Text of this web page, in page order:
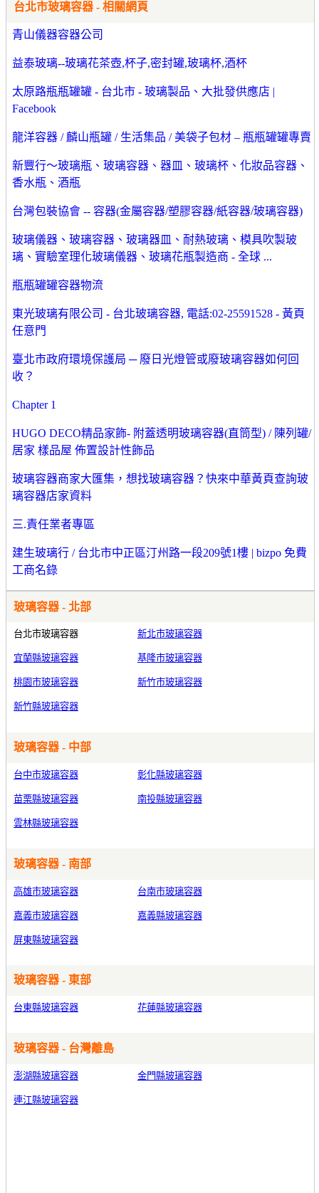
台北市玻璃容器 - 相關網頁
青山儀器容器公司
益泰玻璃--玻璃花茶壺,杯子,密封罐,玻璃杯,酒杯
太原路瓶瓶罐罐 - 台北市 - 玻璃製品、大批發供應店 |
Facebook
龍洋容器 / 麟山瓶罐 / 生活集品 / 美袋子包材 – 瓶瓶罐罐專賣
新豐行～玻璃瓶、玻璃容器、器皿、玻璃杯、化妝品容器、
香水瓶、酒瓶
台灣包裝協會 -- 容器(金屬容器/塑膠容器/紙容器/玻璃容器)
玻璃儀器、玻璃容器、玻璃器皿、耐熱玻璃、模具吹製玻
璃、實驗室理化玻璃儀器、玻璃花瓶製造商 - 全球 ...
瓶瓶罐罐容器物流
東光玻璃有限公司 - 台北玻璃容器, 電話:02-25591528 - 黃頁
任意門
臺北市政府環境保護局 ─ 廢日光燈管或廢玻璃容器如何回
收？
Chapter 1
HUGO DECO精品家飾- 附蓋透明玻璃容器(直筒型) / 陳列罐/
居家 樣品屋 佈置設計性飾品
玻璃容器商家大匯集，想找玻璃容器？快來中華黃頁查詢玻
璃容器店家資料
三.責任業者專區
建生玻璃行 / 台北市中正區汀州路一段209號1樓 | bizpo 免費
工商名錄
玻璃容器 - 北部
台北市玻璃容器 新北市玻璃容器
宜蘭縣玻璃容器 基隆市玻璃容器
桃園市玻璃容器 新竹市玻璃容器
新竹縣玻璃容器
玻璃容器 - 中部
台中市玻璃容器 彰化縣玻璃容器
苗栗縣玻璃容器 南投縣玻璃容器
雲林縣玻璃容器
玻璃容器 - 南部
高雄市玻璃容器 台南市玻璃容器
嘉義市玻璃容器 嘉義縣玻璃容器
屏東縣玻璃容器
玻璃容器 - 東部
台東縣玻璃容器 花蓮縣玻璃容器
玻璃容器 - 台灣離島
澎湖縣玻璃容器 金門縣玻璃容器
連江縣玻璃容器